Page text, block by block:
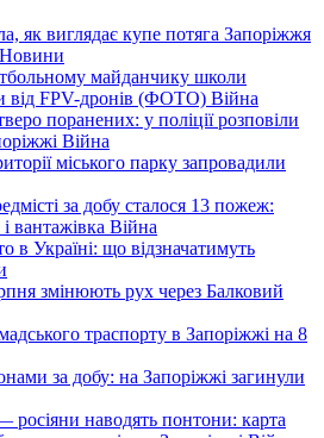
як виглядає купе потяга Запоріжжя
Новини
майданчику школи
від FPV-дронів (ФОТО) Війна
поранених: у поліції розповіли
Війна
міського парку запровадили
за добу сталося 13 пожеж:
вантажівка Війна
в Україні: що відзначатимуть
змінюють рух через Балковий
траспорту в Запоріжжі на 8
за добу: на Запоріжжі загинули
наводять понтони: карта